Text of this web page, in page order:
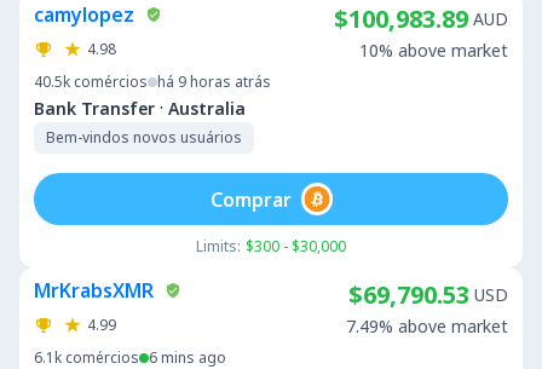
camylopez
4.98
40.5k comércios há 9 horas atrás
Bank Transfer · Australia
Bem-vindos novos usuários
$100,983.89 AUD
10% above market
Limits: $300 - $30,000
Comprar
MrKrabsXMR
4.99
6.1k comércios 6 mins ago
$69,790.53 USD
7.49% above market